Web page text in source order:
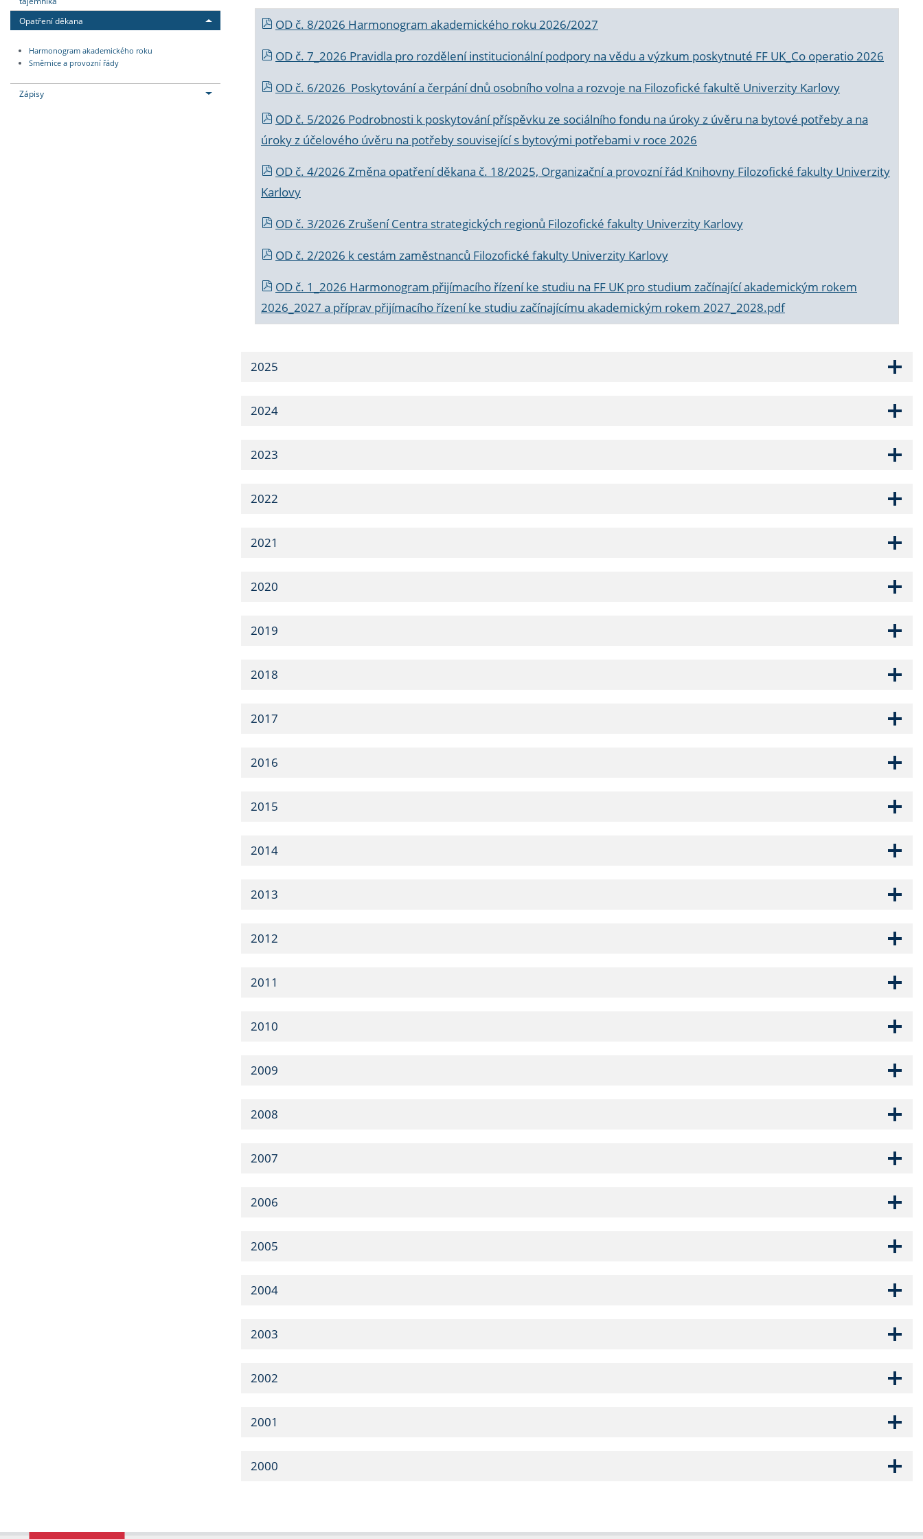
Opatření děkana
Harmonogram akademického roku
Směrnice a provozní řády
Zápisy
OD č. 8/2026 Harmonogram akademického roku 2026/2027
OD č. 7_2026 Pravidla pro rozdělení institucionální podpory na vědu a výzkum poskytnuté FF UK_Co operatio 2026
OD č. 6/2026 Poskytování a čerpání dnů osobního volna a rozvoje na Filozofické fakultě Univerzity Karlovy
OD č. 5/2026 Podrobnosti k poskytování příspěvku ze sociálního fondu na úroky z úvěru na bytové potřeby a na
úroky z účelového úvěru na potřeby související s bytovými potřebami v roce 2026
OD č. 4/2026 Změna opatření děkana č. 18/2025, Organizační a provozní řád Knihovny Filozofické fakulty Univerzity
Karlovy
OD č. 3/2026 Zrušení Centra strategických regionů Filozofické fakulty Univerzity Karlovy
OD č. 2/2026 k cestám zaměstnanců Filozofické fakulty Univerzity Karlovy
OD č. 1_2026 Harmonogram přijímacího řízení ke studiu na FF UK pro studium začínající akademickým rokem
2026_2027 a příprav přijímacího řízení ke studiu začínajícímu akademickým rokem 2027_2028.pdf
2025
2024
2023
2022
2021
2020
2019
2018
2017
2016
2015
2014
2013
2012
2011
2010
2009
2008
2007
2006
2005
2004
2003
2002
2001
2000